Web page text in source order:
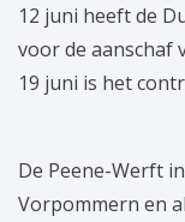
12 juni heeft de
voor de aanschaf
19 juni is het
De Peene-Werft
Vorpommern en